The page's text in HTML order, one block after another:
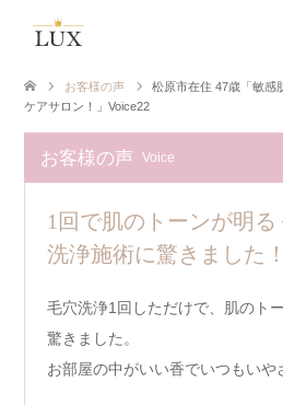
お客様の声
松原市在住 47歳「敏感
ケアサロン！」Voice22
お客様の声 Voice
1回で肌のトーンが明
洗浄施術に驚きました！
毛穴洗浄1回しただけで、肌のト
驚きました。
お部屋の中がいい香でいつもいや